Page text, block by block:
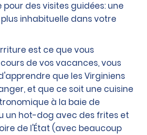
pour des visites guidées: une
inhabituelle dans votre
est ce que vous
de vos vacances, vous
que les Virginiens
et que ce soit une cuisine
à la baie de
un hot-dog avec des frites et
de l'État (avec beaucoup